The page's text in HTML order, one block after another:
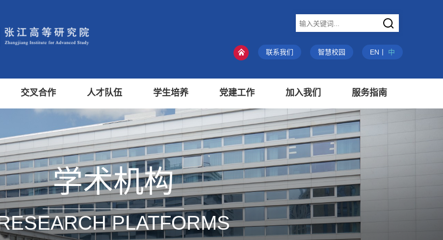
联系我们 智慧校园 EN 中
交叉合作 人才队伍 学生培养 党建工作 加入我们 服务指南
学术机构
PLATFORMS